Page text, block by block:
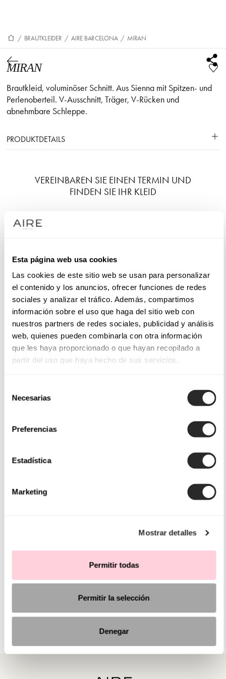
Esta página web usa cookies
Las cookies de este sitio web se usan para personalizar
el contenido y los anuncios, ofrecer funciones de redes
sociales y analizar el tráfico. Además, compartimos
información sobre el uso que haga del sitio web con
nuestros partners de redes sociales, publicidad y análisis
web, quienes pueden combinarla con otra información
que les haya proporcionado o que hayan recopilado a
partir del uso que haya hecho de sus servicios.
Necesarias
Preferencias
Estadística
Marketing
Mostrar detalles
Permitir todas
Permitir la selección
Denegar
/ BRAUTKLEIDER / AIRE BARCELONA / MIRAN
MIRAN
Brautkleid, voluminöser Schnitt. Aus Sienna mit Spitzen- und
Perlenoberteil. V-Ausschnitt, Träger, V-Rücken und
abnehmbare Schleppe.
PRODUKTDETAILS
VEREINBAREN SIE EINEN TERMIN UND
FINDEN SIE IHR KLEID